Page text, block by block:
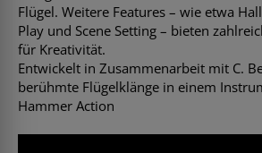
Flügel. Weitere Features – wie etwa
Play und Scene Setting – bieten
für Kreativität.
Entwickelt in Zusammenarbeit mit C.
berühmte Flügelklänge in einem
Hammer Action